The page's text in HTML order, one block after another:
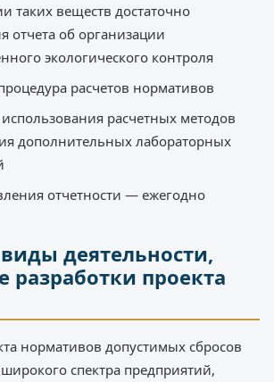
таких веществ достаточно
отчета об организации
экологического контроля
расчетов нормативов
расчетных методов
дополнительных лабораторных
отчетности — ежегодно
деятельности,
проекта
нормативов допустимых сбросов
спектра предприятий,